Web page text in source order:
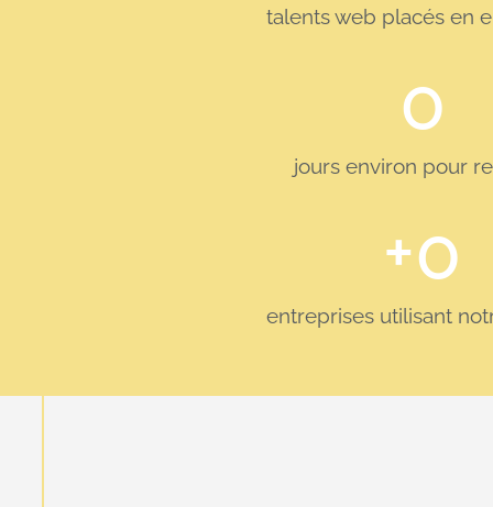
talents web placés en
jours environ pour
0
entreprises utilisant
+0